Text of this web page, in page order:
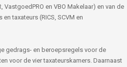
VastgoedPRO en VBO Makelaar) en van de
taxateurs (RICS, SCVM en
gedrags- en beroepsregels voor de
voor de vier taxateurskamers. Daarnaast